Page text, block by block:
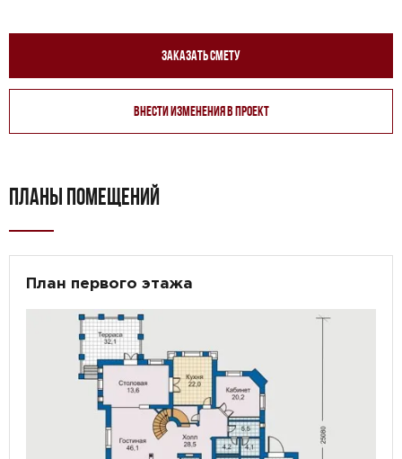
Заказать смету
Внести изменения в проект
ПЛАНЫ ПОМЕЩЕНИЙ
План первого этажа